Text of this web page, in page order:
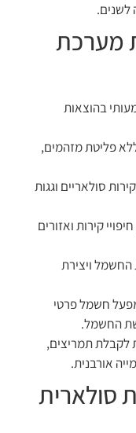
מערכת
בהוצאות
פליטת מזהמים,
סולאריים וגגות
קירות ואזורים
ויצירת
חשמל פרטי
החשמל.
תמריצים,
אורבנית.
סולארית